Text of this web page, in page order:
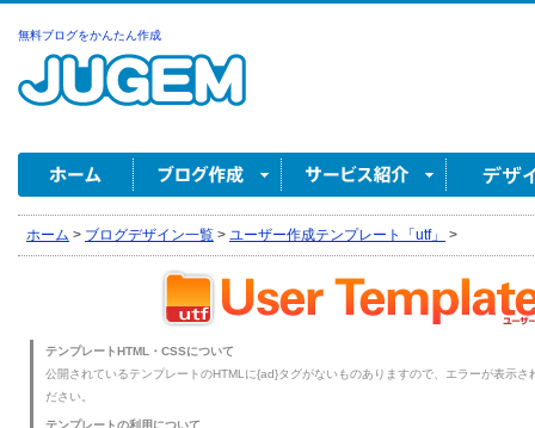
無料ブログをかんたん作成
ホーム > ブログデザイン一覧 > ユーザー作成テンプレート「utf」 >
テンプレートHTML・CSSについて
公開されているテンプレートのHTMLに{ad}タグがないものありますので、エラーが表示
ださい。
テンプレートの利用について